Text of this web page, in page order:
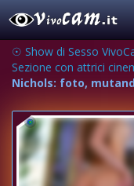
☉ Show di Sesso
Sezione con attrici
Nichols: foto,